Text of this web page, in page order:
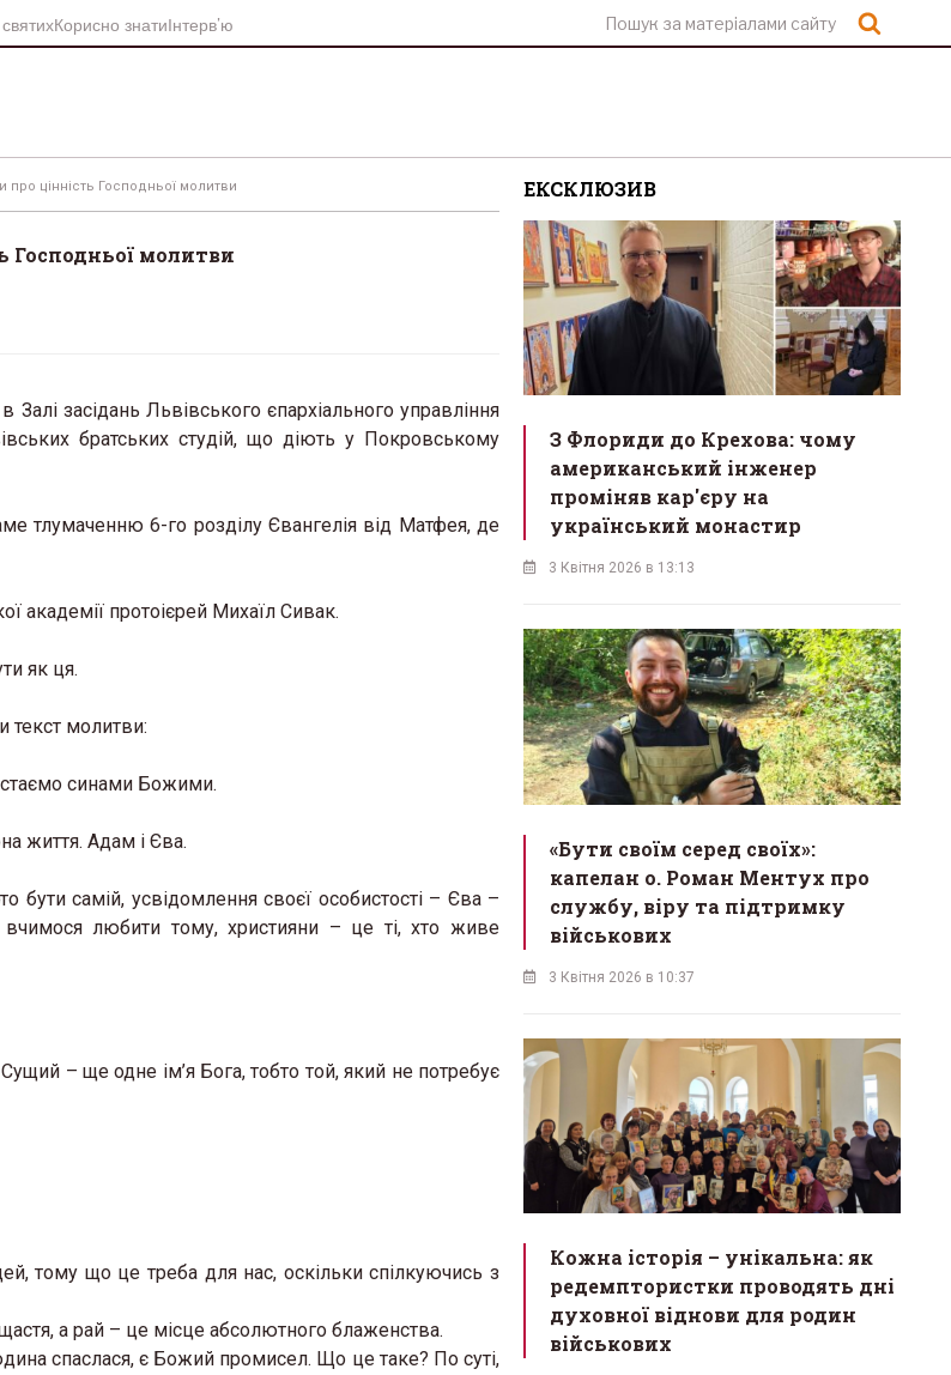
Корисно знатиІнтерв’ю
про цінність Господньої молитви
Господньої молитви
Залі засідань Львівського єпархіального управління
братських студій, що діють у Покровському
тлумаченню 6-го розділу Євангелія від Матфея, де
академії протоієрей Михаїл Сивак.
як ця.
текст молитви:
синами Божими.
життя. Адам і Єва.
бути самій, усвідомлення своєї особистості – Єва –
любити тому, християни – це ті, хто живе
Сущий – ще одне ім’я Бога, тобто той, який не потребує
тому що це треба для нас, оскільки спілкуючись з
а рай – це місце абсолютного блаженства.
спаслася, є Божий промисел. Що це таке? По суті,
ЕКСКЛЮЗИВ
З Флориди до Крехова: чому
американський інженер
проміняв кар'єру на
український монастир
3 Квітня 2026 в 13:13
«Бути своїм серед своїх»:
капелан о. Роман Ментух про
службу, віру та підтримку
військових
3 Квітня 2026 в 10:37
Кожна історія – унікальна: як
редемптористки проводять дні
духовної віднови для родин
військових